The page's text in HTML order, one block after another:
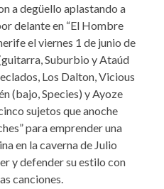
a degüello aplastando a
delante en “El Hombre
el viernes 1 de junio de
Suburbio y Ataúd
Los Dalton, Vicious
(bajo, Species) y Ayoze
sujetos que anoche
para emprender una
en la caverna de Julio
y defender su estilo con
canciones.